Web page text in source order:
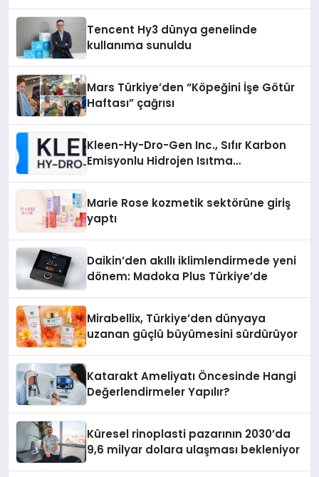
Tencent Hy3 dünya genelinde
kullanıma sunuldu
Mars Türkiye’den “Köpeğini İşe Götür
Haftası” çağrısı
Kleen-Hy-Dro-Gen Inc., Sıfır Karbon
Emisyonlu Hidrojen Isıtma
Marie Rose kozmetik sektörüne giriş
yaptı
Daikin’den akıllı iklimlendirmede yeni
dönem: Madoka Plus Türkiye’de
Mirabellix, Türkiye’den dünyaya
uzanan güçlü büyümesini sürdürüyor
Katarakt Ameliyatı Öncesinde Hangi
Değerlendirmeler Yapılır?
Küresel rinoplasti pazarının 2030’da
9,6 milyar dolara ulaşması bekleniyor